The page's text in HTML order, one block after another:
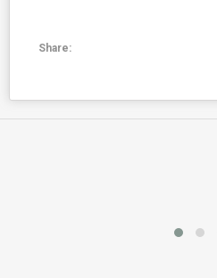
Share: